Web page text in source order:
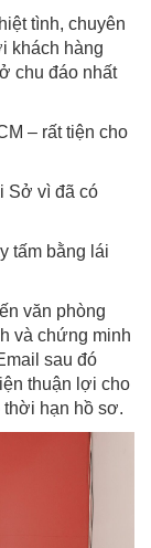
tình, chuyên
khách hàng
chu đáo nhất
– rất tiện cho
Sở vì đã có
tấm bằng lái
văn phòng
và chứng minh
sau đó
thuận lợi cho
thời hạn hồ sơ.